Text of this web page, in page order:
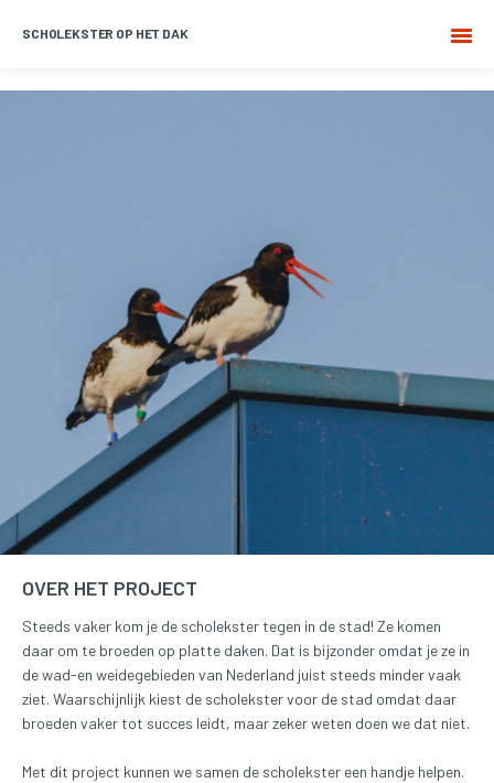
SCHOLEKSTER OP HET DAK
OVER HET PROJECT
Steeds vaker kom je de scholekster tegen in de stad! Ze komen
daar om te broeden op platte daken. Dat is bijzonder omdat je ze in
de wad-en weidegebieden van Nederland juist steeds minder vaak
ziet. Waarschijnlijk kiest de scholekster voor de stad omdat daar
broeden vaker tot succes leidt, maar zeker weten doen we dat niet.
Met dit project kunnen we samen de scholekster een handje helpen.